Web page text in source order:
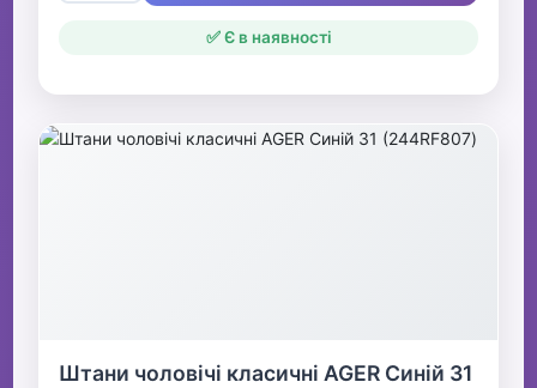
✅ Є в наявності
Штани чоловічі класичні AGER Синій 31